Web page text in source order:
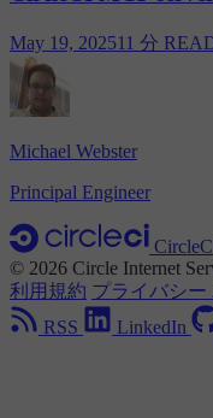
May 19, 202511 分
Michael Webster
Principal Engineer
© 2026 Circle Internet
利用規約 プライバシー
RSS
LinkedIn